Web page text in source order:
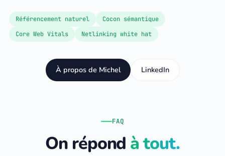
Référencement naturel
Cocon sémantique
Core Web Vitals
Netlinking white hat
À propos de Michel LinkedIn
FAQ
On répond à tout.